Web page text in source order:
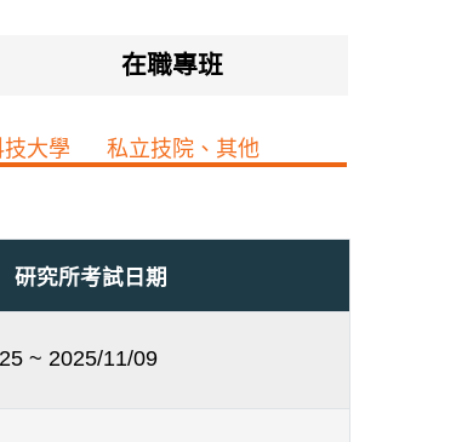
在職專班
大學 私立技院、其他
研究所考試日期
~ 2025/11/09